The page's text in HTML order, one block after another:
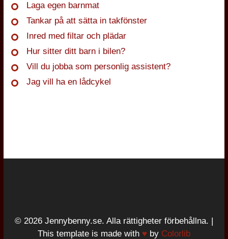
Laga egen barnmat
Tankar på att sätta in takfönster
Inred med filtar och plädar
Hur sitter ditt barn i bilen?
Vill du jobba som personlig assistent?
Jag vill ha en lådcykel
© 2026 Jennybenny.se. Alla rättigheter förbehållna. |
This template is made with ♥ by Colorlib